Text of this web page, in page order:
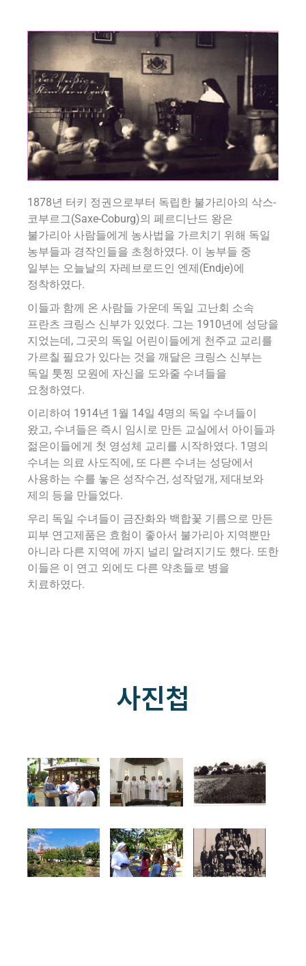
1878년 터키 정권으로부터 독립한 불가리아의 삭스-
코부르그(Saxe-Coburg)의 페르디난드 왕은
불가리아 사람들에게 농사법을 가르치기 위해 독일
농부들과 경작인들을 초청하였다. 이 농부들 중
일부는 오늘날의 자레브로드인 엔제(Endje)에
정착하였다.
이들과 함께 온 사람들 가운데 독일 고난회 소속
프란츠 크링스 신부가 있었다. 그는 1910년에 성당을
지었는데, 그곳의 독일 어린이들에게 천주교 교리를
가르칠 필요가 있다는 것을 깨달은 크링스 신부는
독일 툿찡 모원에 자신을 도와줄 수녀들을
요청하였다.
이리하여 1914년 1월 14일 4명의 독일 수녀들이
왔고, 수녀들은 즉시 임시로 만든 교실에서 아이들과
젊은이들에게 첫 영성체 교리를 시작하였다. 1명의
수녀는 의료 사도직에, 또 다른 수녀는 성당에서
사용하는 수를 놓은 성작수건, 성작덮개, 제대보와
제의 등을 만들었다.
우리 독일 수녀들이 금잔화와 백합꽃 기름으로 만든
피부 연고제품은 효험이 좋아서 불가리아 지역뿐만
아니라 다른 지역에 까지 널리 알려지기도 했다. 또한
이들은 이 연고 외에도 다른 약초들로 병을
치료하였다.
사진첩